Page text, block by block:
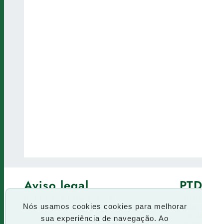
Nós usamos cookies cookies para melhorar
sua experiência de navegação. Ao
Aviso legal
Termos de uso
PTD